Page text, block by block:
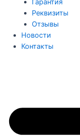
Гарантия
Реквизиты
Отзывы
Новости
Контакты